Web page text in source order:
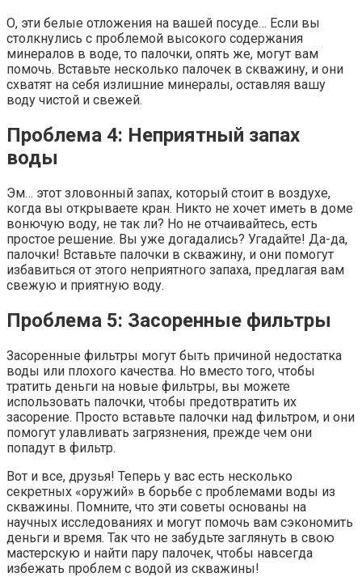
О, эти белые отложения на вашей посуде… Если вы
столкнулись с проблемой высокого содержания
минералов в воде, то палочки, опять же, могут вам
помочь. Вставьте несколько палочек в скважину, и они
схватят на себя излишние минералы, оставляя вашу
воду чистой и свежей.
Проблема 4: Неприятный запах
воды
Эм… этот зловонный запах, который стоит в воздухе,
когда вы открываете кран. Никто не хочет иметь в доме
вонючую воду, не так ли? Но не отчаивайтесь, есть
простое решение. Вы уже догадались? Угадайте! Да-да,
палочки! Вставьте палочки в скважину, и они помогут
избавиться от этого неприятного запаха, предлагая вам
свежую и приятную воду.
Проблема 5: Засоренные фильтры
Засоренные фильтры могут быть причиной недостатка
воды или плохого качества. Но вместо того, чтобы
тратить деньги на новые фильтры, вы можете
использовать палочки, чтобы предотвратить их
засорение. Просто вставьте палочки над фильтром, и они
помогут улавливать загрязнения, прежде чем они
попадут в фильтр.
Вот и все, друзья! Теперь у вас есть несколько
секретных «оружий» в борьбе с проблемами воды из
скважины. Помните, что эти советы основаны на
научных исследованиях и могут помочь вам сэкономить
деньги и время. Так что не забудьте заглянуть в свою
мастерскую и найти пару палочек, чтобы навсегда
избежать проблем с водой из скважины!